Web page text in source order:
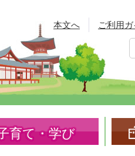
本文へ ご利用
育て・学び